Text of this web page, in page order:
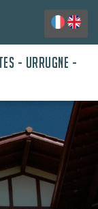
- URRUGNE -